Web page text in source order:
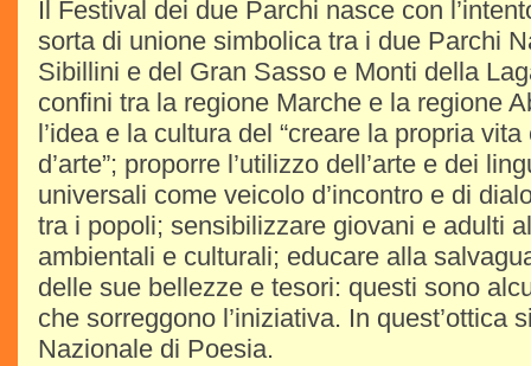
Il Festival dei due Parchi nasce con
sorta di unione simbolica tra i due Parchi
Sibillini e del Gran Sasso e Monti della
confini tra la regione Marche e la regione
l’idea e la cultura del “creare la propria vita
d’arte”; proporre l’utilizzo dell’arte e dei
universali come veicolo d’incontro e di
tra i popoli; sensibilizzare giovani e adulti
ambientali e culturali; educare alla
delle sue bellezze e tesori: questi sono
che sorreggono l’iniziativa. In quest’ottica
Nazionale di Poesia.